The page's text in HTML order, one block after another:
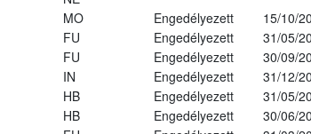
MO Engedélyezett
15/10/
FU Engedélyezett
31/05/
FU Engedélyezett
30/09/
IN Engedélyezett
31/12/
HB Engedélyezett
31/05/
HB Engedélyezett
30/06/